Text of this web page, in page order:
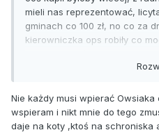
mieli nas reprezentować,
gminach co 100 zł, no co za
kierowniczka ops robiły co
kawę i popcorn kupili. Jolka,
Kasę to wszyscy chcą, ale od
dla chorych dzieci. Tylko
super, ale nie to od Madzi.
Nie każdy musi wpierać
wspieram i nikt mnie do tego
daje na koty ,ktoś na schroniska